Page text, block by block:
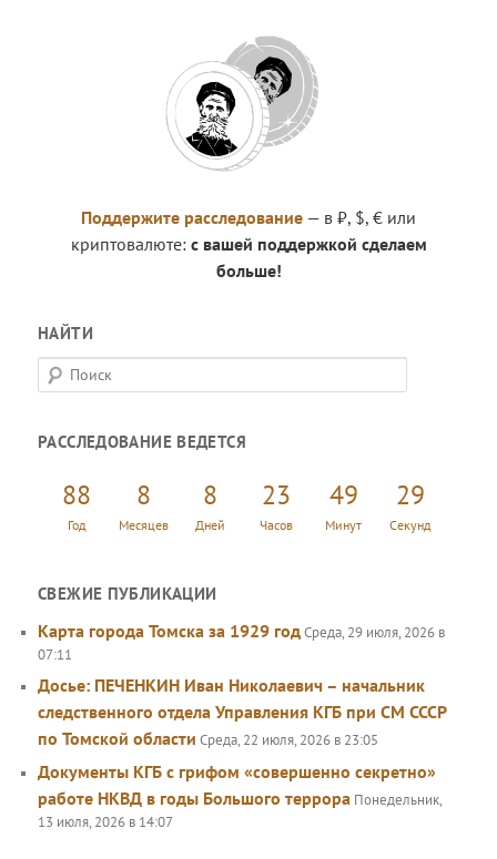
Поддержите расследование — в ₽, $, € или
криптовалюте: с вашей поддержкой сделаем
больше!
НАЙТИ
П
о
с
РАССЛЕДОВАНИЕ ВЕДЕТСЯ
88
Год
8
Месяцев
8
Дней
23
Часов
49
Минут
30
Секунд
СВЕЖИЕ ПУБЛИКАЦИИ
Карта города Томска за 1929 годСреда, 29 июля, 2026 в
07:11
Досье: ПЕЧЕНКИН Иван Николаевич – начальник
следственного отдела Управления КГБ при СМ СССР
по Томской области Среда, 22 июля, 2026 в 23:05
Документы КГБ с грифом «совершенно секретно»
работе НКВД в годы Большого террора Понедельник,
13 июля, 2026 в 14:07